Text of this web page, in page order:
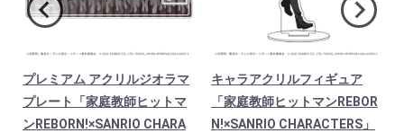
プレミアム アクリルジオラマ
プレート「家庭教師ヒットマ
ンREBORN!×SANRIO CHARA
キャラアクリルフィギュア
「家庭教師ヒットマンREBOR
N!×SANRIO CHARACTERS」